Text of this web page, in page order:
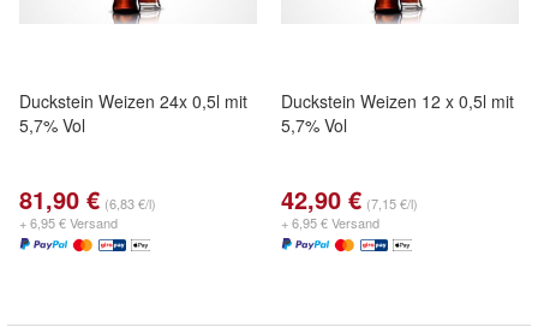
Duckstein Weizen 24x 0,5l mit
5,7% Vol
81,90 € (6,83 €/l)
+ 6,95 € Versand
Duckstein Weizen 12 x 0,5l mit
5,7% Vol
42,90 € (7,15 €/l)
+ 6,95 € Versand